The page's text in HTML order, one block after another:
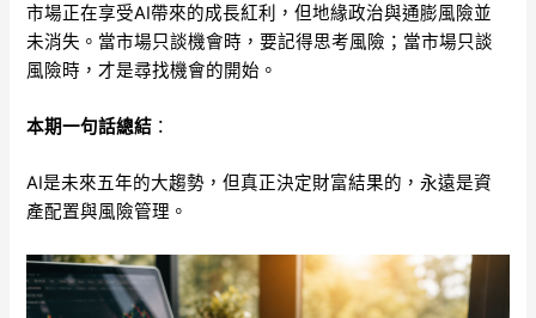
市場正在享受AI帶來的成長紅利，但地緣政治與通膨風險並
未消失。當市場只談機會時，要記得思考風險；當市場只談
風險時，才是尋找機會的開始。
本期一句話總結 ：
AI是未來五年的大趨勢，但真正決定財富結果的，永遠是資
產配置與風險管理。